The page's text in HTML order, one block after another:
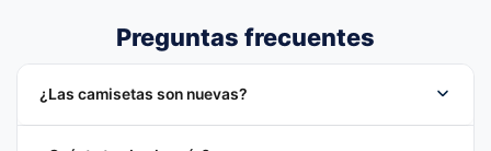
Preguntas frecuentes
¿Las camisetas son nuevas?